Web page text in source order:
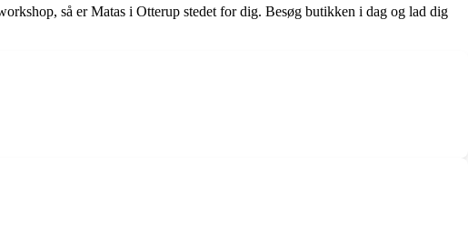
så er Matas i Otterup stedet for dig. Besøg butikken i dag og lad dig